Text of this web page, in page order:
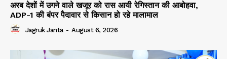
अरब देशों में उगने वाले खजूर को रास आयी रेगिस्तान की आबोहवा,
ADP-1 की बंपर पैदावार से किसान हो रहे मालामाल
Jagruk Janta - August 6, 2026